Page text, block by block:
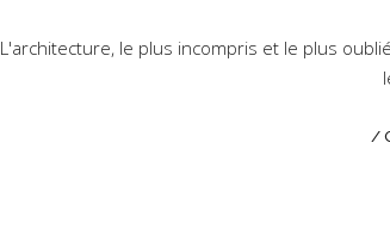
L'architecture, le plus incompris et le plus
/